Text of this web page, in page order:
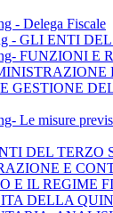
- Delega Fiscale
- GLI ENTI
FUNZIONI E
GESTIONE
Le misure
DEL TERZO
E
E IL REGIME
DELLA